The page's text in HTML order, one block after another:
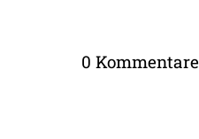
0 Kommentare